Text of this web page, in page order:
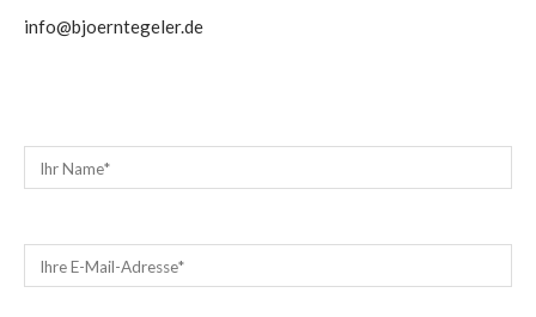
info@bjoerntegeler.de